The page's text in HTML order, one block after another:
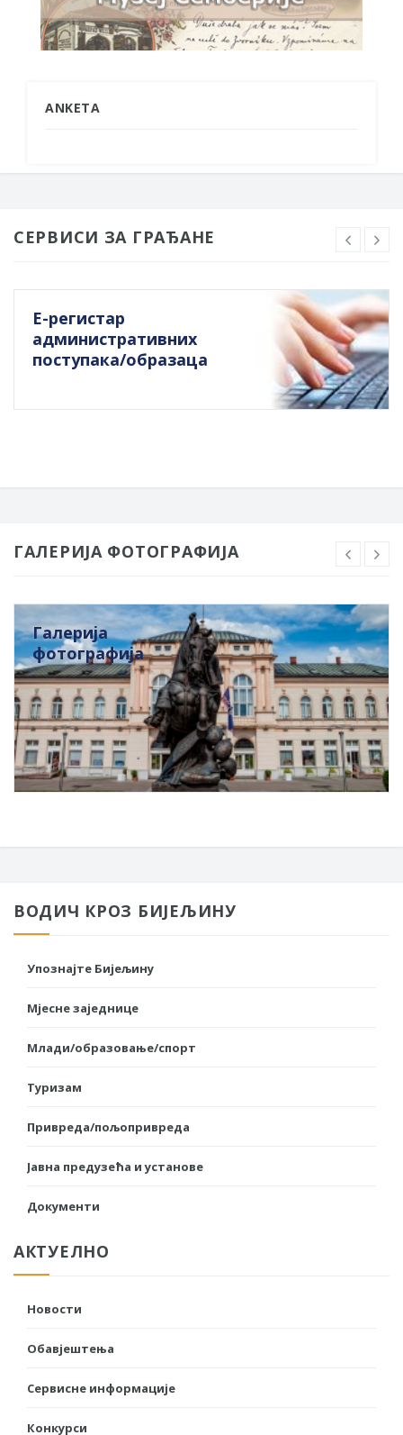
ANKETA
СЕРВИСИ ЗА ГРАЂАНЕ
Е-регистар
административних
поступака/образаца
ГАЛЕРИЈА ФОТОГРАФИЈА
Галерија
фотографија
ВОДИЧ КРОЗ БИЈЕЉИНУ
Упознајте Бијељину
Мјесне заједнице
Млади/образовање/спорт
Туризам
Привреда/пољопривреда
Јавна предузећа и установе
Документи
АКТУЕЛНО
Новости
Обавјештења
Сервисне информације
Конкурси